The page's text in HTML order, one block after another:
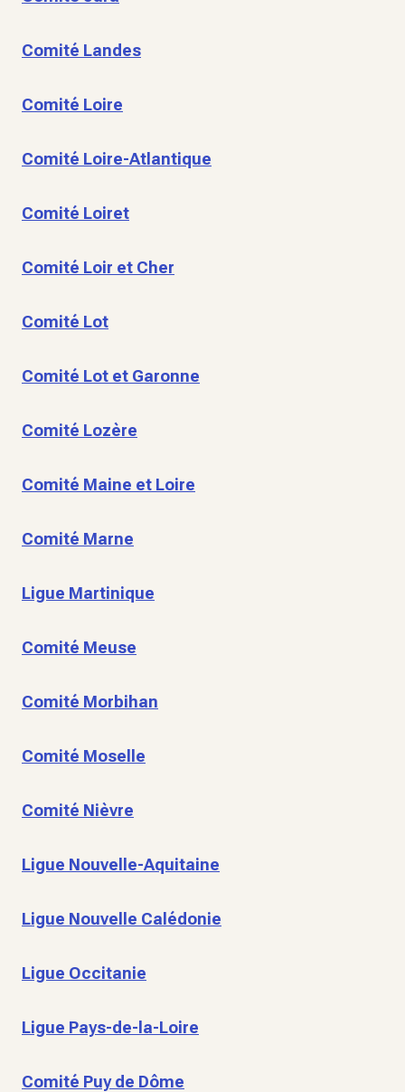
Comité Landes
Comité Loire
Comité Loire-Atlantique
Comité Loiret
Comité Loir et Cher
Comité Lot
Comité Lot et Garonne
Comité Lozère
Comité Maine et Loire
Comité Marne
Ligue Martinique
Comité Meuse
Comité Morbihan
Comité Moselle
Comité Nièvre
Ligue Nouvelle-Aquitaine
Ligue Nouvelle Calédonie
Ligue Occitanie
Ligue Pays-de-la-Loire
Comité Puy de Dôme